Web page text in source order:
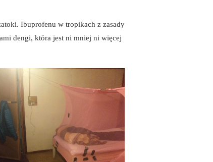
Ibuprofenu w tropikach z zasady
dengi, która jest ni mniej ni więcej